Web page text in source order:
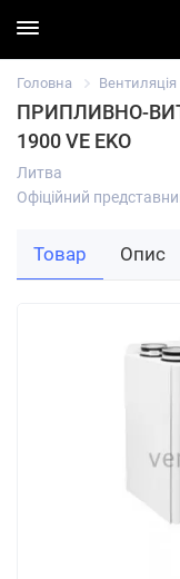
Головна Вентиляція
ПРИПЛИВНО-
1900 VЕ EKO
Литва
Офіційний
Товар Опис